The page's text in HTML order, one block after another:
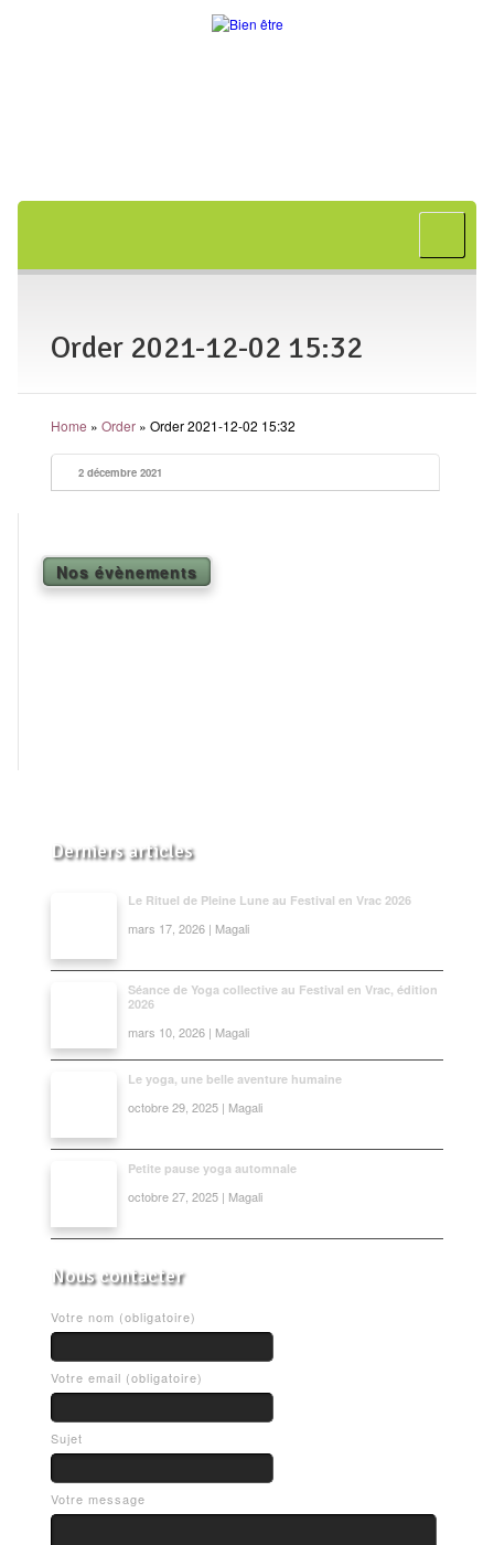
Shiatsu
L’art japonais
Séances
En entreprise
Yoga
L’état optimal
Order 2021-12-02 15:32
Home » Order» Order 2021-12-02 15:32
2 décembre 2021
Nos évènements
Derniers articles
Le Rituel de Pleine Lune au Festival en Vrac 2026
mars 17, 2026 | Magali
Séance de Yoga collective au Festival en Vrac, édition
2026
mars 10, 2026 | Magali
Le yoga, une belle aventure humaine
octobre 29, 2025 | Magali
Petite pause yoga automnale
octobre 27, 2025 | Magali
Nous contacter
Votre nom (obligatoire)
Votre email (obligatoire)
Sujet
Votre message